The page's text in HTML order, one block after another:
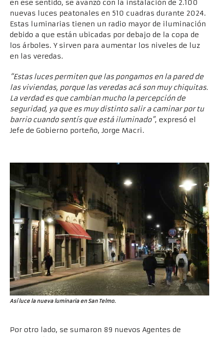
en ese sentido, se avanzó con la instalación de 2.100
nuevas luces peatonales en 510 cuadras durante 2024.
Estas luminarias tienen un radio mayor de iluminación
debido a que están ubicadas por debajo de la copa de
los árboles. Y sirven para aumentar los niveles de luz
en las veredas.
“Estas luces permiten que las pongamos en la pared de
las viviendas, porque las veredas acá son muy chiquitas.
La verdad es que cambian mucho la percepción de
seguridad, ya que es muy distinto salir a caminar por tu
barrio cuando sentís que está iluminado”, expresó el
Jefe de Gobierno porteño, Jorge Macri.
Así luce la nueva luminaria en San Telmo.
Por otro lado, se sumaron 89 nuevos Agentes de